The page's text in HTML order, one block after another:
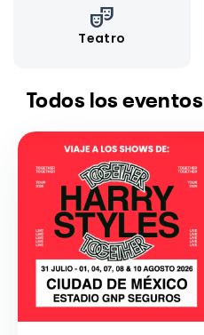
theater_comedy
Teatro
Todos los eventos